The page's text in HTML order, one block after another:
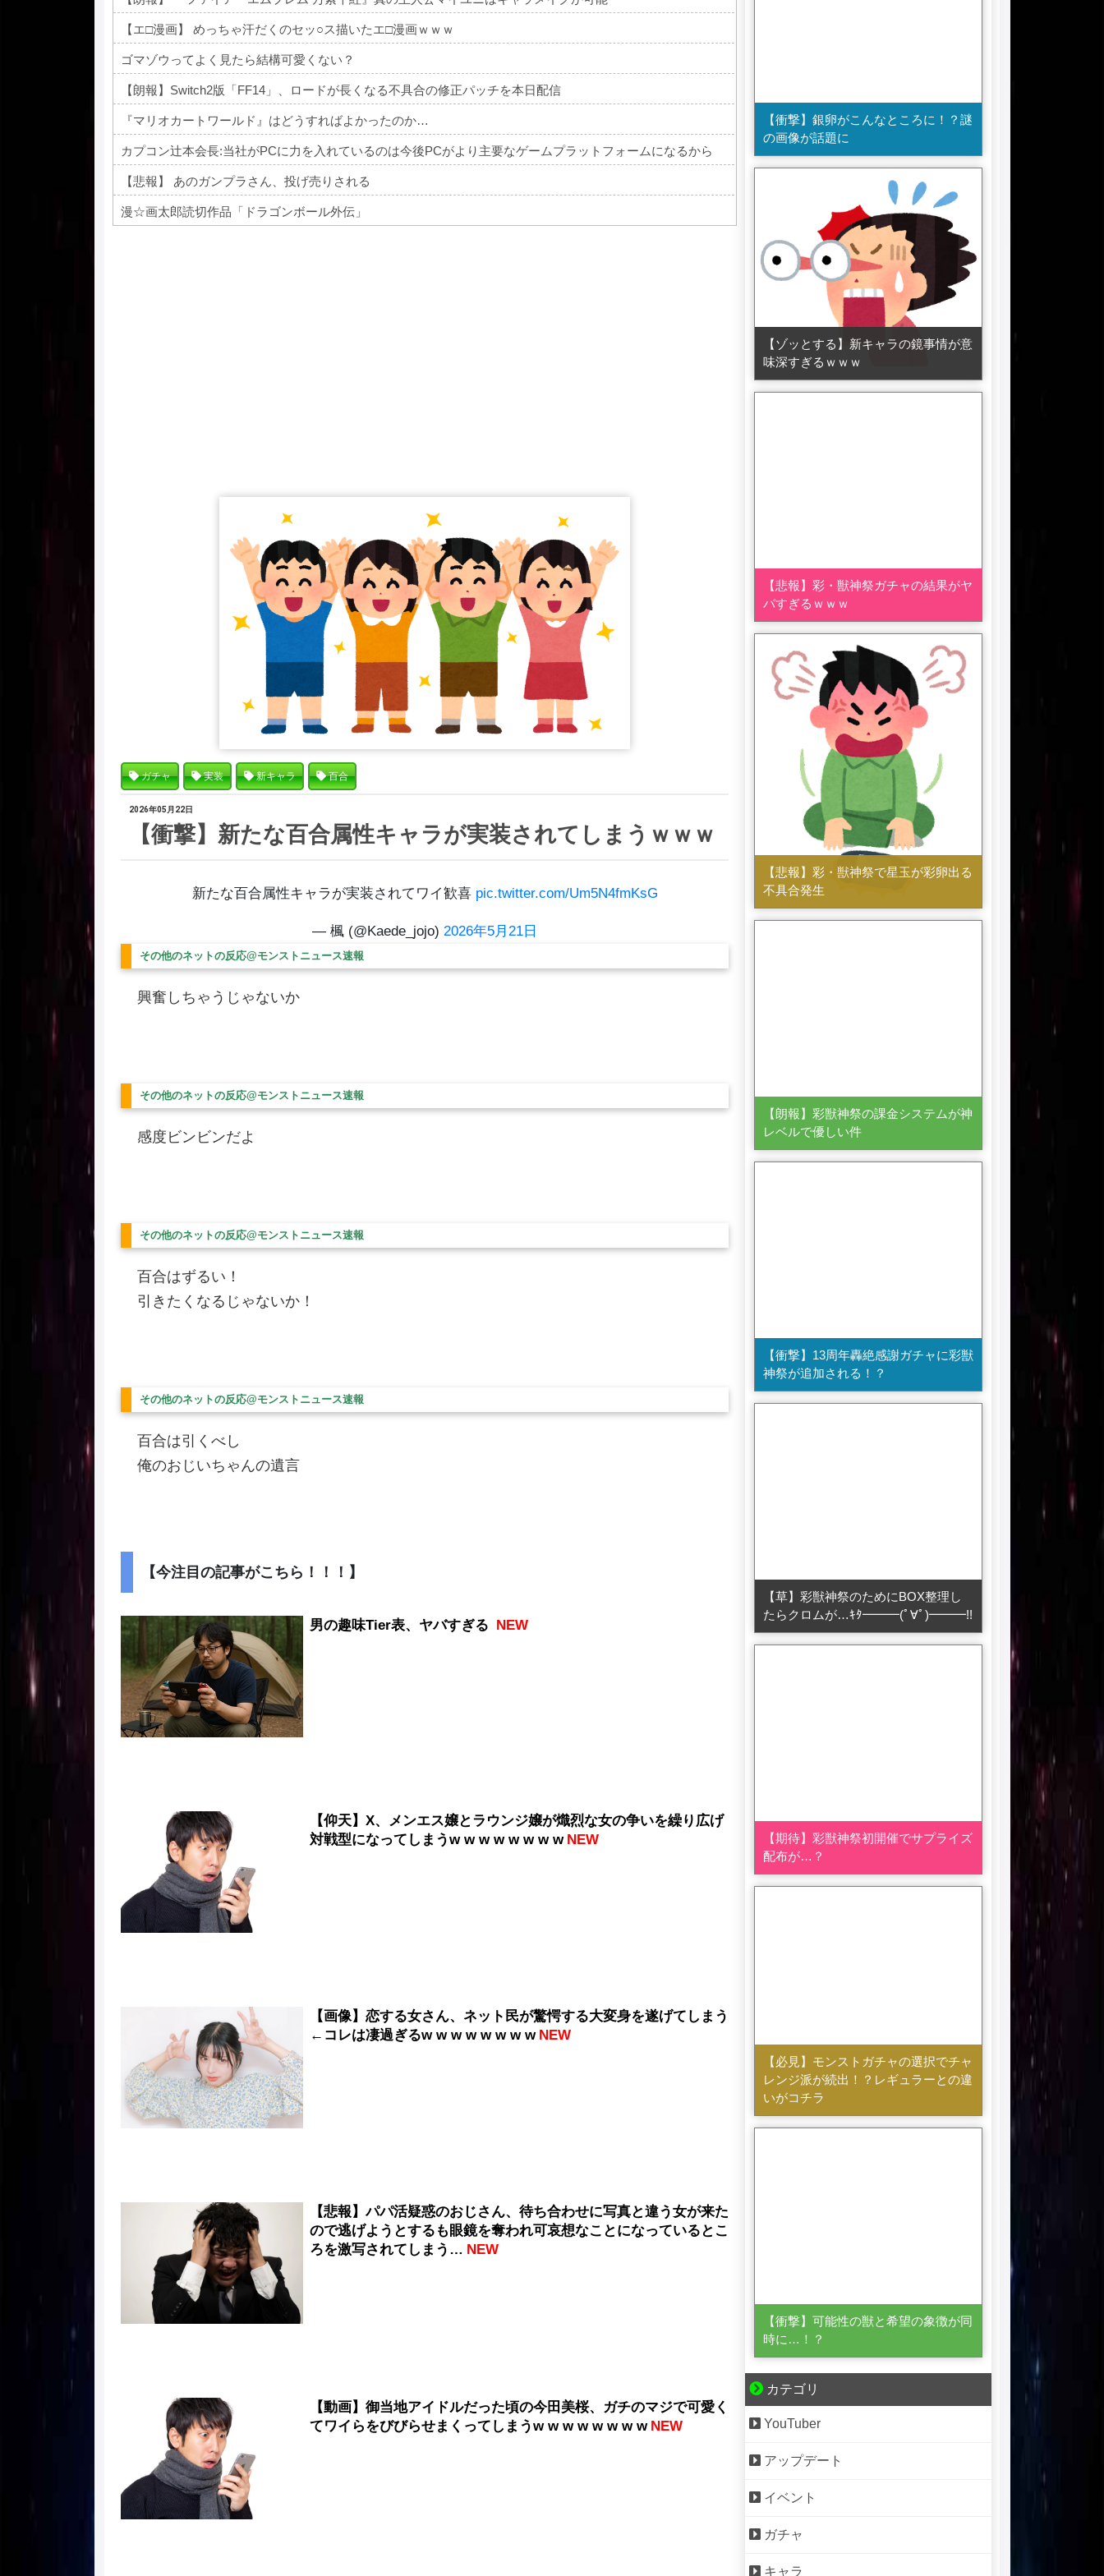
【エ□漫画】 めっちゃ汗だくのセッ○ス描いたエ□漫画ｗｗｗ
ゴマゾウってよく見たら結構可愛くない？
【朗報】Switch2版「FF14」、ロードが長くなる不具合の修正パッチを本日配信
『マリオカートワールド』はどうすればよかったのか…
カプコン辻本会長:当社がPCに力を入れているのは今後PCがより主要なゲームプラットフォームになるから
【悲報】 あのガンプラさん、投げ売りされる
漫☆画太郎読切作品「ドラゴンボール外伝」
ガチャ 実装 新キャラ 百合
2026年05月22日
【衝撃】新たな百合属性キャラが実装されてしまうｗｗｗ
新たな百合属性キャラが実装されてワイ歓喜 pic.twitter.com/Um5N4fmKsG
— 楓 (@Kaede_jojo) 2026年5月21日
その他のネットの反応@モンストニュース速報
興奮しちゃうじゃないか
その他のネットの反応@モンストニュース速報
感度ビンビンだよ
その他のネットの反応@モンストニュース速報
百合はずるい！
引きたくなるじゃないか！
その他のネットの反応@モンストニュース速報
百合は引くべし
俺のおじいちゃんの遺言
【今注目の記事がこちら！！！】
男の趣味Tier表、ヤバすぎる NEW
【仰天】X、メンエス嬢とラウンジ嬢が熾烈な女の争いを繰り広げ
対戦型になってしまうw w w w w w w w NEW
【画像】恋する女さん、ネット民が驚愕する大変身を遂げてしまう
←コレは凄過ぎるw w w w w w w w NEW
【悲報】パパ活疑惑のおじさん、待ち合わせに写真と違う女が来た
ので逃げようとするも眼鏡を奪われ可哀想なことになっているとこ
ろを激写されてしまう… NEW
【動画】御当地アイドルだった頃の今田美桜、ガチのマジで可愛く
てワイらをびびらせまくってしまうw w w w w w w w NEW
【衝撃】銀卵がこんなところに！？謎
の画像が話題に
【ゾッとする】新キャラの鏡事情が意
味深すぎるｗｗｗ
【悲報】彩・獣神祭ガチャの結果がヤ
バすぎるｗｗｗ
【悲報】彩・獣神祭で星玉が彩卵出る
不具合発生
【朗報】彩獣神祭の課金システムが神
レベルで優しい件
【衝撃】13周年轟絶感謝ガチャに彩獣
神祭が追加される！？
【草】彩獣神祭のためにBOX整理し
たらクロムが…ｷﾀ━━━(ﾟ∀ﾟ)━━━!!
【期待】彩獣神祭初開催でサプライズ
配布が…？
【必見】モンストガチャの選択でチャ
レンジ派が続出！？レギュラーとの違
いがコチラ
【衝撃】可能性の獣と希望の象徴が同
時に…！？
カテゴリ
YouTuber
アップデート
イベント
ガチャ
キャラ